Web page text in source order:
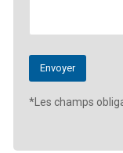
*Les champs